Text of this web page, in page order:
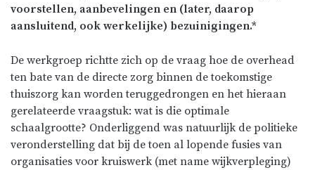
voorstellen, aanbevelingen en (later, daarop
aansluitend, ook werkelijke) bezuinigingen.*
De werkgroep richtte zich op de vraag hoe de overhead
ten bate van de directe zorg binnen de toekomstige
thuiszorg kan worden teruggedrongen en het hieraan
gerelateerde vraagstuk: wat is die optimale
schaalgrootte? Onderliggend was natuurlijk de politieke
veronderstelling dat bij de toen al lopende fusies van
organisaties voor kruiswerk (met name wijkverpleging)